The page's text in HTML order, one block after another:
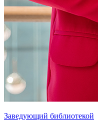
Заведующий библиотекой